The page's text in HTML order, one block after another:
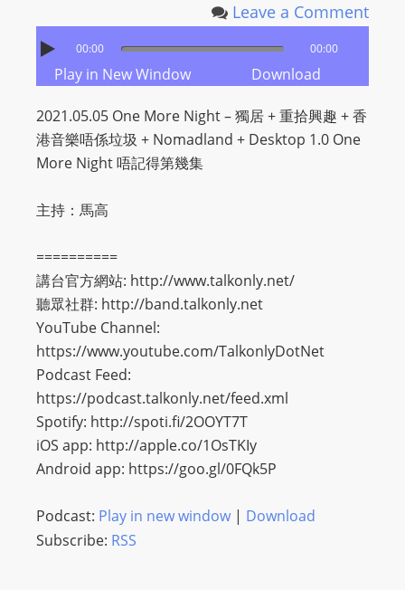
Leave a Comment
00:00 00:00
Play in New Window Download
2021.05.05 One More Night – 獨居 + 重拾興趣 + 香
港音樂唔係垃圾 + Nomadland + Desktop 1.0 One
More Night 唔記得第幾集
主持：馬高
==========
講台官方網站: http://www.talkonly.net/​​
聽眾社群: http://band.talkonly.net​​
YouTube Channel:
https://www.youtube.com/TalkonlyDotNet​​
Podcast Feed:
https://podcast.talkonly.net/feed.xml​​
Spotify: http://spoti.fi/2OOYT7T​​
iOS app: http://apple.co/1OsTKIy​​
Android app: https://goo.gl/0FQk5P​​
Podcast: Play in new window| Download
Subscribe: RSS